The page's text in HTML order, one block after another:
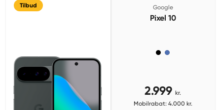
Tilbud Google
Pixel 10
2.999 kr.
Mobilrabat: 4.000 kr.